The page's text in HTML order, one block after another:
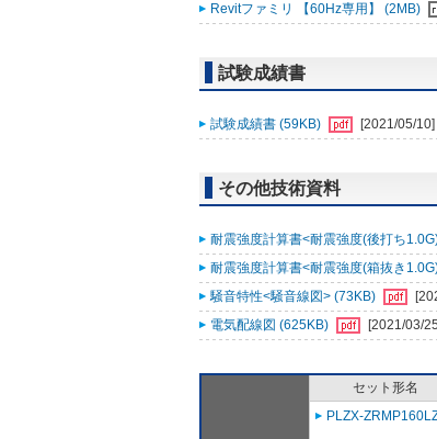
Revitファミリ 【60Hz専用】 (2MB)
試験成績書
試験成績書 (59KB) [2021/05/10]
その他技術資料
耐震強度計算書<耐震強度(後打ち
耐震強度計算書<耐震強度(箱抜き
騒音特性<騒音線図> (73KB)
電気配線図 (625KB)
[2021/03/
セット形名
PLZX-